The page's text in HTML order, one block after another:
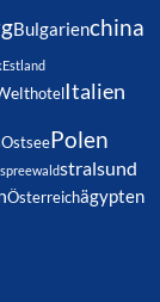
Bulgarienchina
Estland
hotel Italien
OstseePolen
spreewaldstralsund
Österreichägypten